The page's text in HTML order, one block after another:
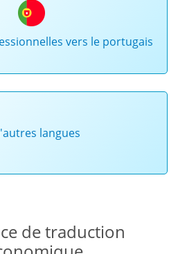
vers le portugais
langues
de traduction